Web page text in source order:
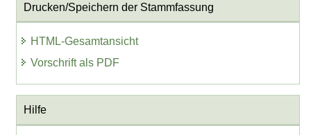
Drucken/Speichern der Stammfassung
HTML-Gesamtansicht
Vorschrift als PDF
Hilfe